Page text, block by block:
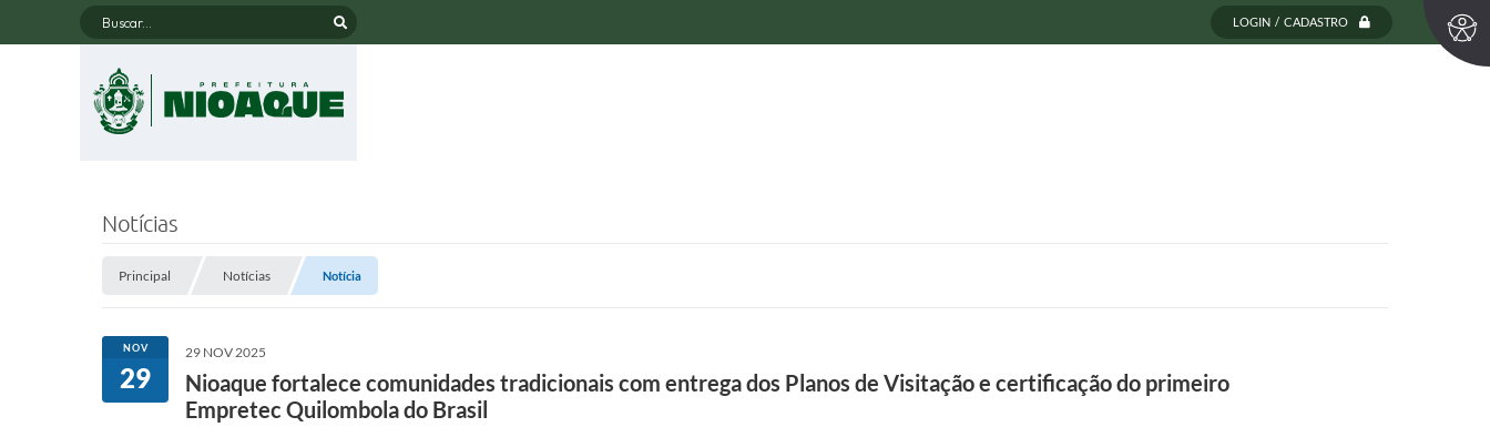
LOGIN / CADASTRO
Buscar...
Notícias
Principal Notícias Notícia
NOV
29
29 NOV 2025
Nioaque fortalece comunidades tradicionais com entrega dos Planos de Visitação e certificação do primeiro
Empretec Quilombola do Brasil